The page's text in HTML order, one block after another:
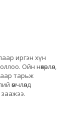
иргэн хүн
Ойн нөхөрлөл,
тарьж
өмчлөлд
заажээ.